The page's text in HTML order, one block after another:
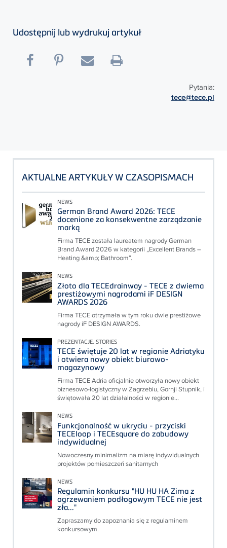
Udostępnij lub wydrukuj artykuł
Pytania:
tece@tece.pl
AKTUALNE ARTYKUŁY W CZASOPISMACH
NEWS
German Brand Award 2026: TECE
docenione za konsekwentne zarządzanie
marką
Firma TECE została laureatem nagrody German
Brand Award 2026 w kategorii „Excellent Brands –
Heating &amp; Bathroom”.
NEWS
Złoto dla TECEdrainway - TECE z dwiema
prestiżowymi nagrodami iF DESIGN
AWARDS 2026
Firma TECE otrzymała w tym roku dwie prestiżowe
nagrody iF DESIGN AWARDS.
PREZENTACJE, STORIES
TECE świętuje 20 lat w regionie Adriatyku
i otwiera nowy obiekt biurowo-
magazynowy
Firma TECE Adria oficjalnie otworzyła nowy obiekt
biznesowo-logistyczny w Zagrzebiu, Gornji Stupnik, i
świętowała 20 lat działalności w regionie...
NEWS
Funkcjonalność w ukryciu - przyciski
TECEloop i TECEsquare do zabudowy
indywidualnej
Nowoczesny minimalizm na miarę indywidualnych
projektów pomieszczeń sanitarnych
NEWS
Regulamin konkursu "HU HU HA Zima z
ogrzewaniem podłogowym TECE nie jest
zła..."
Zapraszamy do zapoznania się z regulaminem
konkursowym.